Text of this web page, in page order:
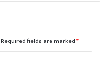
Required fields are marked*